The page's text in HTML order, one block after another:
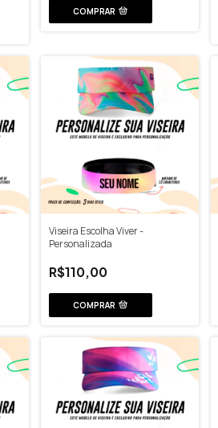
COMPRAR
Viseira Escolha Viver -
Personalizada
R$110,00
COMPRAR